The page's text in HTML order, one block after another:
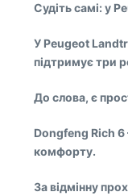
Судіть самі: у
У Peugeot
підтримує три
До слова, є
Dongfeng Rich 6
комфорту.
За відмінну